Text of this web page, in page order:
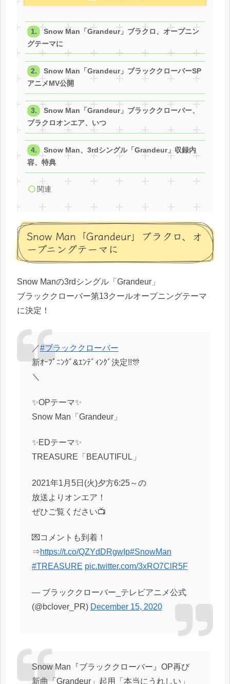
Snow Man「Grandeur」ブラクロ、オープニン
グテーマに
Snow Man「Grandeur」ブラッククローバーSP
アニメMV公開
Snow Man「Grandeur」ブラッククローバー、
ブラクロオンエア、いつ
Snow Man、3rdシングル「Grandeur」収録内
容、特典
関連
Snow Man「Grandeur」ブラクロ、オ
ープニングテーマに
Snow Manの3rdシングル「Grandeur」
ブラッククローバー第13クールオープニングテーマ
に決定！
／#ブラッククローバー
新ｵｰﾌﾟﾆﾝｸﾞ&ｴﾝﾃﾞｨﾝｸﾞ決定!!🎊
＼
✨OPテーマ✨
Snow Man「Grandeur」
✨EDテーマ✨
TREASURE「BEAUTIFUL」
2021年1月5日(火)夕方6:25～の
放送よりオンエア！
ぜひご覧ください📺
💌コメントも到着！
⇒https://t.co/QZYdDRgwIp#SnowMan
#TREASURE pic.twitter.com/3xRO7ClR5F
— ブラッククローバー_テレビアニメ公式
(@bclover_PR) December 15, 2020
Snow Man『ブラッククローバー』OP再び
新曲「Grandeur」起用「本当にうれしい」